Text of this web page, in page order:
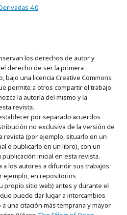
4.0.
los derechos de autor y
derecho de ser la primera
bajo una licencia Creative Commons
permite a otros compartir el trabajo
la autoría del mismo y la
revista.
por separado acuerdos
no exclusiva de la versión de
revista (por ejemplo, situarlo en un
o publicarlo en un libro), con un
inicial en esta revista.
a los autores a difundir sus trabajos
ejemplo, en repositorios
propio sitio web) antes y durante el
puede dar lugar a intercambios
una citación más temprana y mayor